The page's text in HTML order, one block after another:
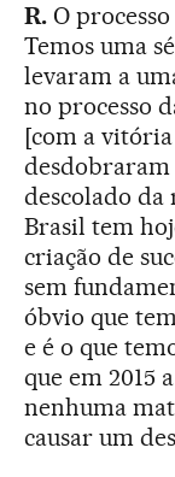
R.O processo
Temos uma
levaram a
no processo
[com a
desdobraram
descolado
Brasil tem
criação de
sem
óbvio que
e é o que
que em 2015
nenhuma
causar um